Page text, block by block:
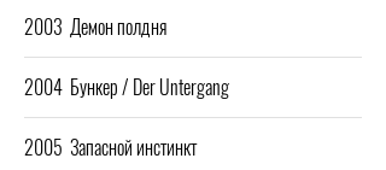
2003 Демон полдня
2004 Бункер / Der Untergang
2005 Запасной инстинкт